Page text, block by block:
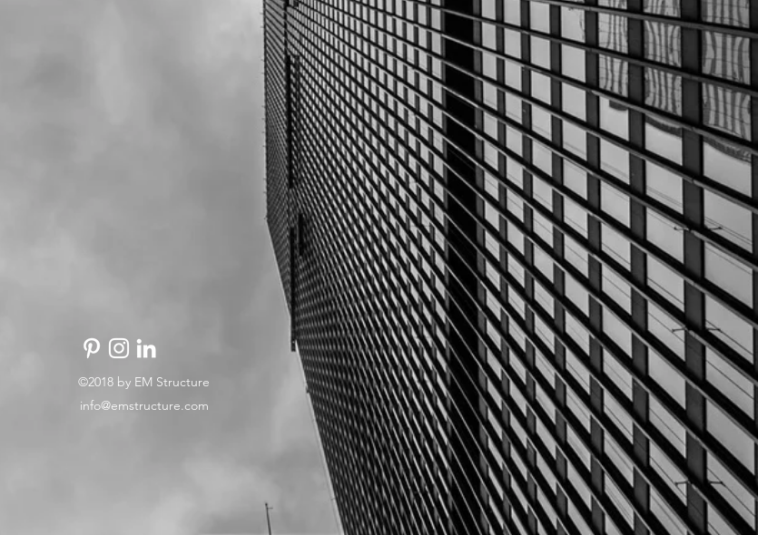
©2018 by EM Structure
info@emstructure.com